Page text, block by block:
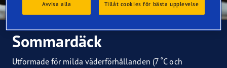
Sommardäck
Utformade för milda väderförhållanden (7 ˚C och
Avvisa alla Tillåt cookies för bästa upplevelse